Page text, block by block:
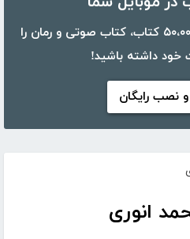
با اپلیکیشن کتابراه، بیش از ۵۰،۰۰۰ کتاب، کتاب صوتی و رمان را
خود داشته باشید!
و نصب رایگان
انوری